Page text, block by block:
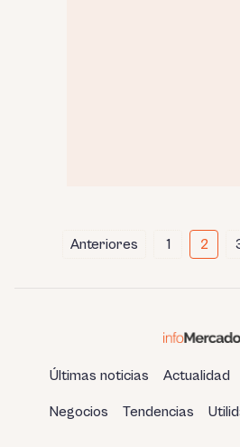
PaginaciónAnteriores 1 2
Últimas noticias Actualidad
Negocios Tendencias